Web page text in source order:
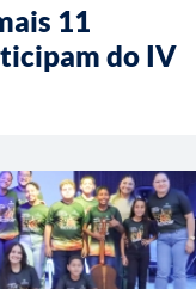
11
do IV